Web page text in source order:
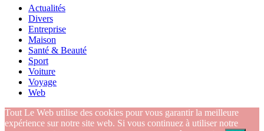
Actualités
Divers
Entreprise
Maison
Santé & Beauté
Sport
Voiture
Voyage
Web
Tout Le Web utilise des cookies pour vous garantir la meilleure
expérience sur notre site web. Si vous continuez à utiliser notre